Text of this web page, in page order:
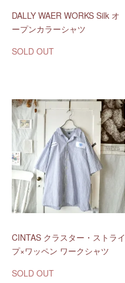
DALLY WAER WORKS Silk オ
ープンカラーシャツ
SOLD OUT
CINTAS クラスター・ストライ
プ×ワッペン ワークシャツ
SOLD OUT